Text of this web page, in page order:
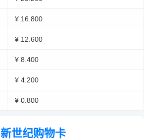
¥ 16.800
¥ 12.600
¥ 8.400
¥ 4.200
¥ 0.800
新世纪购物卡